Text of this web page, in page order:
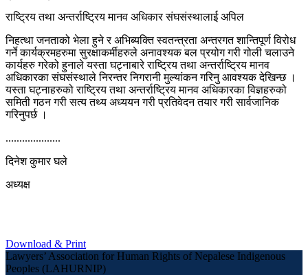
राष्ट्रिय तथा अन्तर्राष्ट्रिय मानव अधिकार संघसंस्थालाई अपिल
निहत्था जनताको भेला हुने र अभिब्यक्ति स्वतन्त्रता अन्तरगत शान्तिपूर्ण विरोध
गर्ने कार्यक्रमहरुमा सुरक्षाकर्मीहरुले अनावश्यक बल प्रयोग गरी गोली चलाउने
कार्यहरु गरेको हुनाले यस्ता घट्नाबारे राष्ट्रिय तथा अन्तर्राष्ट्रिय मानव
अधिकारका संघसंस्थाले निरन्तर निगरानी मुल्यांकन गरिनु आवश्यक देखिन्छ ।
यस्ता घट्नाहरुको राष्ट्रिय तथा अन्तर्राष्ट्रिय मानव अधिकारका विज्ञहरुको
समिती गठन गरी सत्य तथ्य अध्ययन गरी प्रतिवेदन तयार गरी सार्वजानिक
गरिनुपर्छ ।
....................
दिनेश कुमार घले
अध्यक्ष
Download & Print
Lawyers’ Association for Human Rights of Nepalese Indigenous
Peoples (LAHURNIP)